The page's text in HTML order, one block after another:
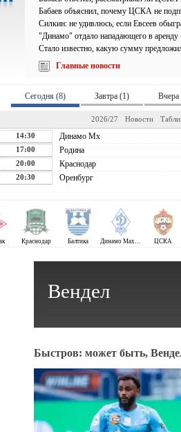
Бабаев объяснил, почему ЦСКА не
Силкин: не удивлюсь, если Евсеев
"Динамо" отдало нападающего в
Стало известно, какую сумму
Главные новости
Сегодня (8) Завтра (1) Вчера
Новости
2026/27
14:30 Динамо Мх
17:00 Родина
20:00 Краснодар
20:30 Оренбург
Краснодар Балтика Динамо Махачкала ЦСКА
Вендел
Быстров: может быть,